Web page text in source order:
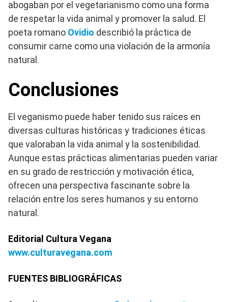
abogaban por el vegetarianismo como una forma
de respetar la vida animal y promover la salud. El
poeta romano Ovidio describió la práctica de
consumir carne como una violación de la armonía
natural.
Conclusiones
El veganismo puede haber tenido sus raíces en
diversas culturas históricas y tradiciones éticas
que valoraban la vida animal y la sostenibilidad.
Aunque estas prácticas alimentarias pueden variar
en su grado de restricción y motivación ética,
ofrecen una perspectiva fascinante sobre la
relación entre los seres humanos y su entorno
natural.
Editorial Cultura Vegana
www.culturavegana.com
FUENTES BIBLIOGRÁFICAS